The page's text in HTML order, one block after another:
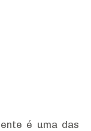
é uma das